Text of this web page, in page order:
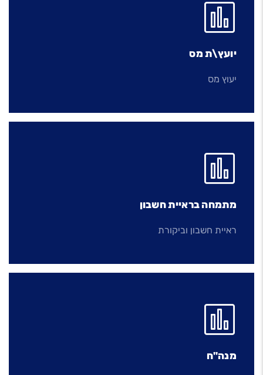
יועץ\ת מס
יעוץ מס
מתמחה בראיית חשבון
ראיית חשבון וביקורת
מנה"ח